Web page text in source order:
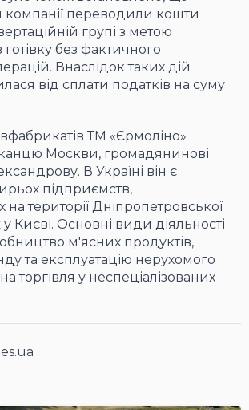
компанії переводили кошти
групі з метою
без фактичного
Внаслідок таких дій
від сплати податків на суму
ТМ «Єрмоліно»
Москви, громадянинові
В Україні він є
підприємств,
на території Дніпропетровської
у Києві. Основні види діяльності
м'ясних продуктів,
та експлуатацію нерухомого
торгівля у неспеціалізованих